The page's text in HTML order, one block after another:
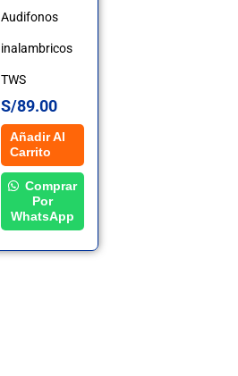
Audifonos
inalambricos
TWS
S/89.00
Añadir Al
Carrito
Comprar
Por
WhatsApp